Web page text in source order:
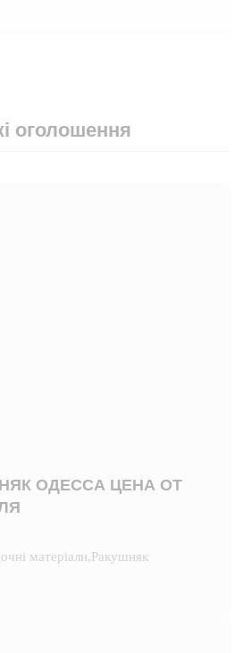
оголошення
ОДЕССА ЦЕНА ОТ
матеріали,Ракушняк